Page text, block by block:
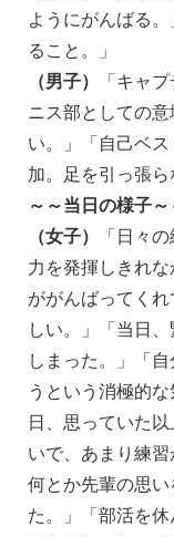
ようにがんばる
ること。」
（男子）
「キャ
ニス部としての
い。」「自己ベ
加。足を引っ張ら
～～当日の様子～
（女子）
「日々
力を発揮しきれ
ががんばってく
しい。」「当日
しまった。」「
うという消極的
日、思っていた
いで、あまり練習
何とか先輩の思
た。」「部活を